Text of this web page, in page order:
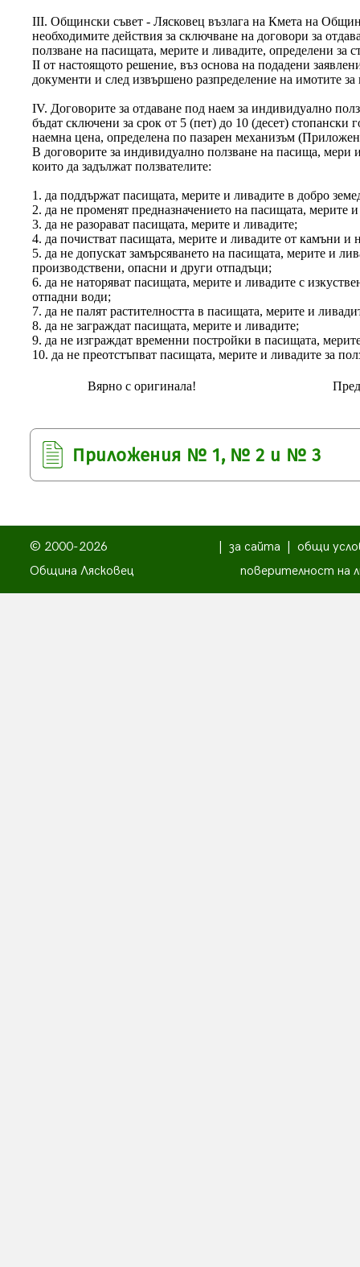
ІІІ. Общински съвет - Лясковец възлага на Кмета на
необходимите действия за сключване на договори за
ползване на пасищата, мерите и ливадите, определени за
ІІ от настоящото решение, въз основа на подадени
документи и след извършено разпределение на имотите за
ІV. Договорите за отдаване под наем за индивидуално
бъдат сключени за срок от 5 (пет) до 10 (десет) стопански
наемна цена, определена по пазарен механизъм
В договорите за индивидуално ползване на пасища, мери
които да задължат ползвателите:
1. да поддържат пасищата, мерите и ливадите в добро
2. да не променят предназначението на пасищата, мерите
3. да не разорават пасищата, мерите и ливадите;
4. да почистват пасищата, мерите и ливадите от камъни и
5. да не допускат замърсяването на пасищата, мерите и
производствени, опасни и други отпадъци;
6. да не наторяват пасищата, мерите и ливадите с
отпадни води;
7. да не палят растителността в пасищата, мерите и
8. да не заграждат пасищата, мерите и ливадите;
9. да не изграждат временни постройки в пасищата,
10. да не преотстъпват пасищата, мерите и ливадите за
Вярно с оригинала!
Приложения № 1, № 2 и № 3
© 2000-2026
Община Лясковец
за сайта
общи
поверителност на